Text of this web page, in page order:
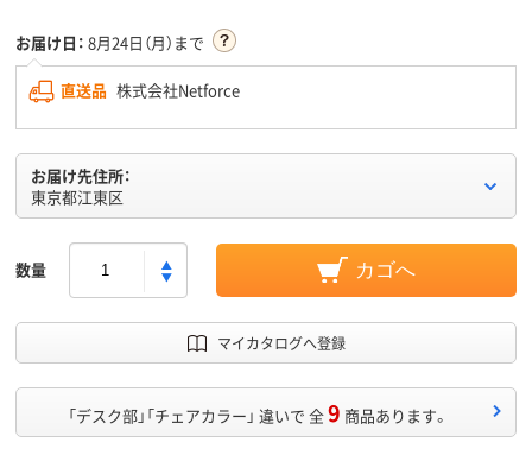
お届け日： 8月24日（月）まで
直送品 株式会社Netforce
お届け先住所：
東京都江東区
数量 カゴへ
マイカタログへ登録
「デスク部」「チェアカラー」 違いで 全9 商品あります。